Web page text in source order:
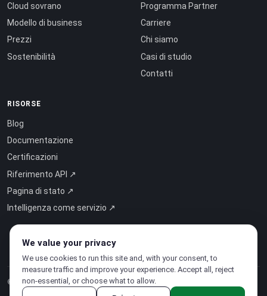
Cloud sovrano
Modello di business
Prezzi
Sostenibilità
Programma Partner
Carriere
Chi siamo
Casi di studio
Contatti
RISORSE
Blog
Documentazione
Certificazioni
Riferimento API ↗
Pagina di stato ↗
Intelligenza come servizio ↗
© 2026 CloudSigma Holding AG.Tutti i diritti riservati
We value your privacy
We use cookies to run this site and, with your consent, to
measure traffic and improve your experience. Accept all, reject
non-essential, or choose what to allow.